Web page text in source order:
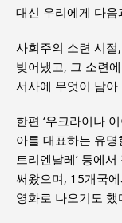
대신 우리에게 다
사회주의 소련 시
빚어냈고, 그 소련
서사에 무엇이 남아
한편 ‘우크라이나
아를 대표하는 유명
트리엔날레’ 등에
써왔으며, 15개국
영화로 나오기도 했